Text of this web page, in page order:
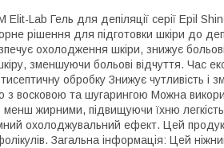
Lab Гель для депіляції серії Epil
рішення для підготовки шкіри до
охолодження шкіри, знижує
зменшуючи больові відчуття. Час
обробку Знижує чутливість і
з восковою та шугарингою Можна
жирними, підвищуючи їхню легкість
охолоджувальний ефект. Цей
Загальна інформація: Цей